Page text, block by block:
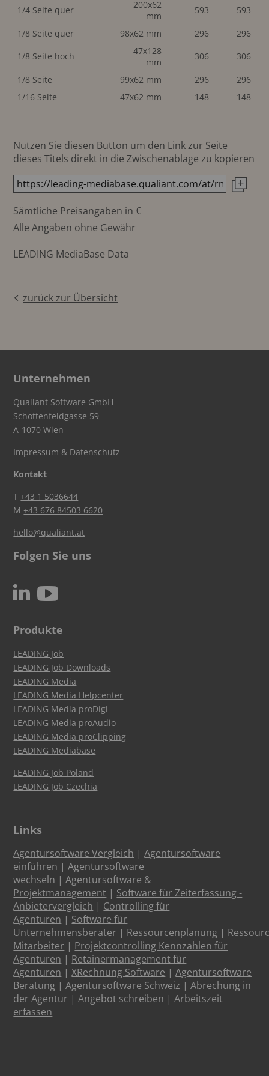
1/4 Seite quer
200x62
mm
593 593
1/8 Seite quer 98x62 mm 296
296
1/8 Seite hoch
47x128
mm
306 306
1/8 Seite 99x62 mm 296
296
1/16 Seite
47x62 mm 148 148
Nutzen Sie diesen Button um den Link zur Seite
dieses Titels direkt in die Zwischenablage zu kopieren
Sämtliche Preisangaben in €
Alle Angaben ohne Gewähr
LEADING MediaBase Data
zurück zur Übersicht
Unternehmen
Qualiant Software GmbH
Schottenfeldgasse 59
A-1070 Wien
Impressum & Datenschutz
Kontakt
T+43 1 5036644
M+43 676 84503 6620
hello@qualiant.at
Folgen Sie uns
N c
Produkte
LEADING Job
LEADING Job Downloads
LEADING Media
LEADING Media Helpcenter
LEADING Media proDigi
LEADING Media proAudio
LEADING Media proClipping
LEADING Mediabase
LEADING Job Poland
LEADING Job Czechia
Links
Agentursoftware Vergleich |Agentursoftware
einführen |Agentursoftware
wechseln |Agentursoftware &
Projektmanagement | Software für Zeiterfassung -
Anbietervergleich | Controlling für
Agenturen | Software für
Unternehmensberater | Ressourcenplanung |
Mitarbeiter | Projektcontrolling Kennzahlen für
Agenturen | Retainermanagement für
Agenturen |XRechnung Software |Agentursoftware
Beratung |Agentursoftware Schweiz |Abrechung in
der Agentur |Angebot schreiben |Arbeitszeit
erfassen